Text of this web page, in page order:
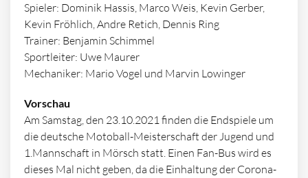
Spieler: Dominik Hassis, Marco Weis, Kevin Gerber,
Kevin Fröhlich, Andre Retich, Dennis Ring
Trainer: Benjamin Schimmel
Sportleiter: Uwe Maurer
Mechaniker: Mario Vogel und Marvin Lowinger
Vorschau
Am Samstag, den 23.10.2021 finden die Endspiele um
die deutsche Motoball-Meisterschaft der Jugend und
1.Mannschaft in Mörsch statt. Einen Fan-Bus wird es
dieses Mal nicht geben, da die Einhaltung der Corona-